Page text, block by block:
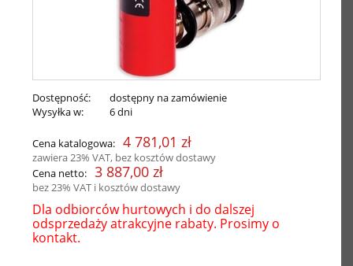
Dostępność:
dostępny na zamówienie
Wysyłka w:
6 dni
Cena katalogowa: 4 781,01 zł
zawiera 23% VAT, bez kosztów dostawy
Cena netto: 3 887,00 zł
bez 23% VAT i kosztów dostawy
Dla odbiorców hurtowych i do dalszej
odsprzedaży atrakcyjne rabaty. Prosimy o
kontakt.